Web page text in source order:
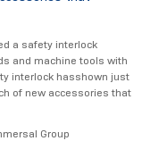
a safety interlock
and machine tools with
interlock hasshown just
of new accessories that
Group